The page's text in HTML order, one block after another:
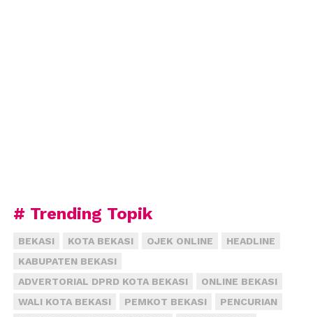
# Trending Topik
BEKASI KOTA BEKASI OJEK ONLINE
HEADLINE
KABUPATEN BEKASI
ADVERTORIAL DPRD KOTA BEKASI
ONLINE BEKASI
WALI KOTA BEKASI
PEMKOT BEKASI
PENCURIAN